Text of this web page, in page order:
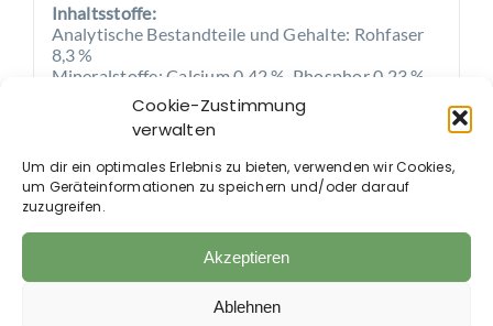
Cookie-Zustimmung
verwalten
Um dir ein optimales Erlebnis zu bieten, verwenden wir Cookies,
um Geräteinformationen zu speichern und/oder darauf
zuzugreifen.
Akzeptieren
Ablehnen
Inhaltsstoffe:
Analytische Bestandteile und Gehalte: Rohfaser
8,3 %
Mineralstoffe: Calcium 0,42 %, Phosphor 0,23 %,
Natrium 0,02 %.
Fütterungsempfehlung:
Mischen Sie, je nach Größe des Pferdes, 1 bis 3
gehäufte Esslöffel Meerrettich unter das Futter.
Auch im Shop erhältlich: